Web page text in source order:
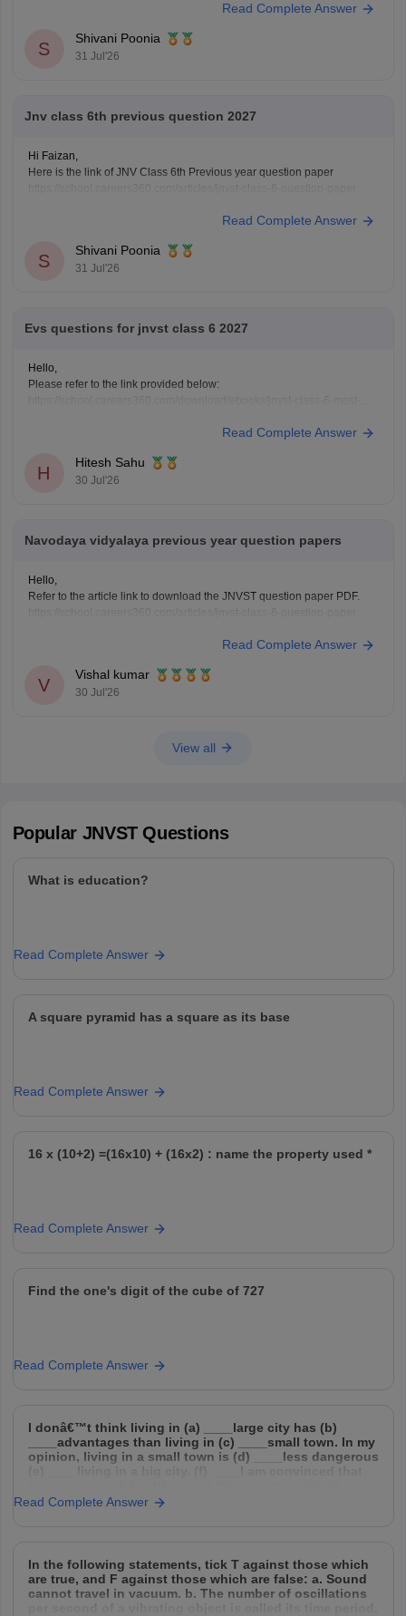
Read Complete Answer
S
Shivani Poonia
31 Jul'26
Jnv class 6th previous question 2027
Hi Faizan,
Here is the link of JNV Class 6th Previous year question paper
Read Complete Answer
S
Shivani Poonia
31 Jul'26
Evs questions for jnvst class 6 2027
Hello,
Please refer to the link provided below:
Read Complete Answer
H
Hitesh Sahu
30 Jul'26
Navodaya vidyalaya previous year question papers
Hello,
Refer to the article link to download the JNVST question paper PDF.
Read Complete Answer
V
Vishal kumar
30 Jul'26
View all
Popular JNVSTQuestions
What is education?
Read Complete Answer
A square pyramid has a square as its base
Read Complete Answer
16 x (10+2) =(16x10) + (16x2) : name the property used *
Read Complete Answer
Find the one's digit of the cube of 727
Read Complete Answer
I donâ€™t think living in (a) ____large city has (b)
____advantages than living in (c) ____small town. In my
opinion, living in a small town is (d) ____less dangerous
(e) ____living in a big city. (f) ____I am convinced that
of
Read Complete Answer
In the following statements, tick T against those which
are true, and F against those which are false: a. Sound
cannot travel in vacuum. b. The number of oscillations
per second of a vibrating object is called its time period.